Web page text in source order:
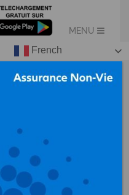
French